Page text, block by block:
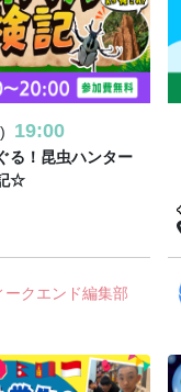
19:00
る！昆虫ハンター
☆
ークエンド編集部